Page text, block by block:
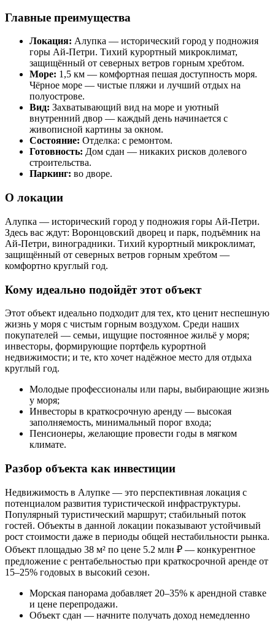
Главные преимущества
Локация: Алупка — исторический город у подножия
горы Ай-Петри. Тихий курортный микроклимат,
защищённый от северных ветров горным хребтом.
Море: 1,5 км — комфортная пешая доступность моря.
Чёрное море — чистые пляжи и лучший отдых на
полуострове.
Вид: Захватывающий вид на море и уютный
внутренний двор — каждый день начинается с
живописной картины за окном.
Состояние: Отделка: с ремонтом.
Готовность: Дом сдан — никаких рисков долевого
строительства.
Паркинг: во дворе.
О локации
Алупка — исторический город у подножия горы Ай-Петри.
Здесь вас ждут: Воронцовский дворец и парк, подъёмник на
Ай-Петри, виноградники. Тихий курортный микроклимат,
защищённый от северных ветров горным хребтом —
комфортно круглый год.
Кому идеально подойдёт этот объект
Этот объект идеально подходит для тех, кто ценит неспешную
жизнь у моря с чистым горным воздухом. Среди наших
покупателей — семьи, ищущие постоянное жильё у моря;
инвесторы, формирующие портфель курортной
недвижимости; и те, кто хочет надёжное место для отдыха
круглый год.
Молодые профессионалы или пары, выбирающие жизнь
у моря;
Инвесторы в краткосрочную аренду — высокая
заполняемость, минимальный порог входа;
Пенсионеры, желающие провести годы в мягком
климате.
Разбор объекта как инвестиции
Недвижимость в Алупке — это перспективная локация с
потенциалом развития туристической инфраструктуры.
Популярный туристический маршрут; стабильный поток
гостей. Объекты в данной локации показывают устойчивый
рост стоимости даже в периоды общей нестабильности рынка.
Объект площадью 38 м² по цене 5.2 млн ₽ — конкурентное
предложение с рентабельностью при краткосрочной аренде от
15–25% годовых в высокий сезон.
Морская панорама добавляет 20–35% к арендной ставке
и цене перепродажи.
Объект сдан — начните получать доход немедленно